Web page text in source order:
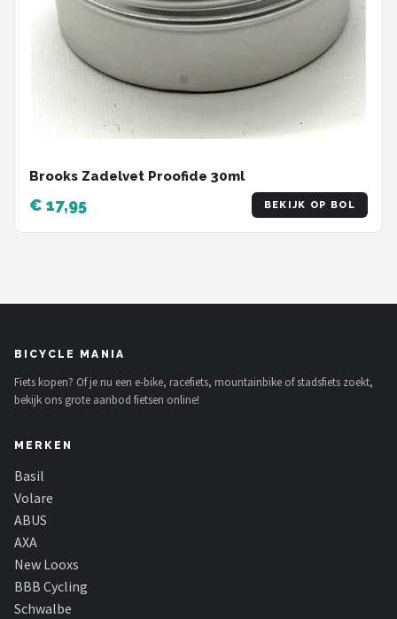
Brooks Zadelvet Proofide 30ml
€ 17,95 BEKIJK OP BOL
BICYCLE MANIA
Fiets kopen? Of je nu een e-bike, racefiets, mountainbike of stadsfiets zoekt,
bekijk ons grote aanbod fietsen online!
MERKEN
Basil
Volare
ABUS
AXA
New Looxs
BBB Cycling
Schwalbe